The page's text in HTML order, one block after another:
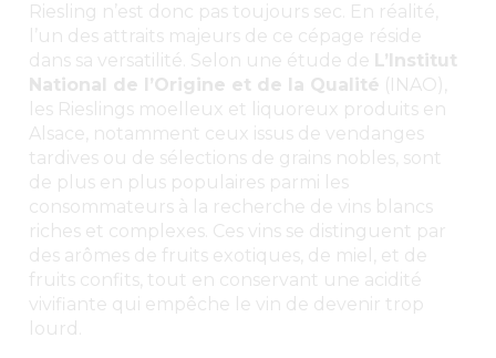
Riesling n’est donc pas toujours sec. En réalité,
l’un des attraits majeurs de ce cépage réside
dans sa versatilité. Selon une étude de L’Institut
National de l’Origine et de la Qualité (INAO),
les Rieslings moelleux et liquoreux produits en
Alsace, notamment ceux issus de vendanges
tardives ou de sélections de grains nobles, sont
de plus en plus populaires parmi les
consommateurs à la recherche de vins blancs
riches et complexes. Ces vins se distinguent par
des arômes de fruits exotiques, de miel, et de
fruits confits, tout en conservant une acidité
vivifiante qui empêche le vin de devenir trop
lourd.